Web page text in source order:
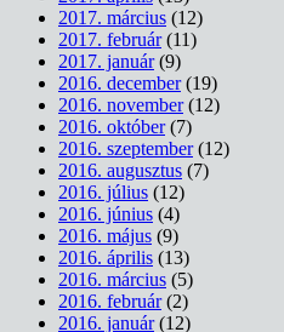
2017. március (12)
2017. február(11)
2017. január(9)
2016. december(19)
2016. november(12)
2016. október(7)
2016. szeptember(12)
2016. augusztus (7)
2016. július (12)
2016. június (4)
2016. május (9)
2016. április (13)
2016. március (5)
2016. február(2)
2016. január(12)